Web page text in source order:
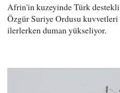
Afrin'in kuzeyinde Türk destekli
Özgür Suriye Ordusu kuvvetleri
ilerlerken duman yükseliyor.